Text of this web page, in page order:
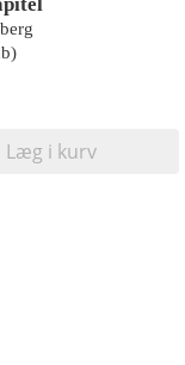
Læg i kurv